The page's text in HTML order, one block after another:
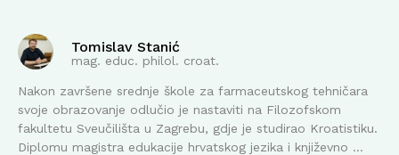
Tomislav Stanić
mag. educ. philol. croat.
Nakon završene srednje škole za farmaceutskog tehničara
svoje obrazovanje odlučio je nastaviti na Filozofskom
fakultetu Sveučilišta u Zagrebu, gdje je studirao Kroatistiku.
Diplomu magistra edukacije hrvatskog jezika i književno ...